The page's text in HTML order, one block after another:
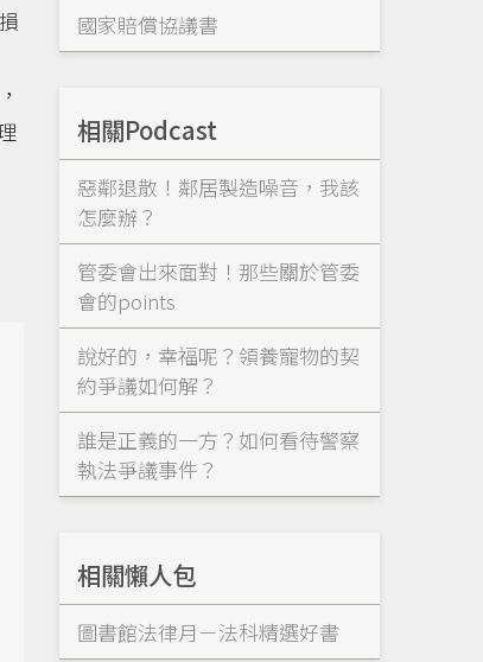
國家賠償協議書
相關Podcast
惡鄰退散！鄰居製造噪音，我該
怎麼辦？
管委會出來面對！那些關於管委
會的points
說好的，幸福呢？領養寵物的契
約爭議如何解？
誰是正義的一方？如何看待警察
執法爭議事件？
相關懶人包
圖書館法律月－法科精選好書